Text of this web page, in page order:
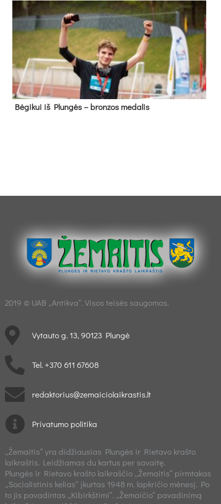
Bė­gi­kui iš Plun­gės – bron­zos me­da­lis
2019 © UAB „Antikva“. Visos teisės saugomos.
Vytauto g. 13, 90123 Plungė
Tel. +370 611 67608
redaktorius@zemaiciolaikrastis.lt
Privatumo politika
„Žemaitis“ yra didžiausias Plungės ir Rietavo krašto
laikraštis. Leidžiamas du kartus per savaitę.
Plungės ir Rietavo krašto laikraščio „Žemaitis“ pirmtakas
„Socialistinis kelias“ įkurtas 1948 m. lapkričio mėnesį. Po
to jis pavadintas „Kibirkštimi“. „Žemaičio“ pavadinimą